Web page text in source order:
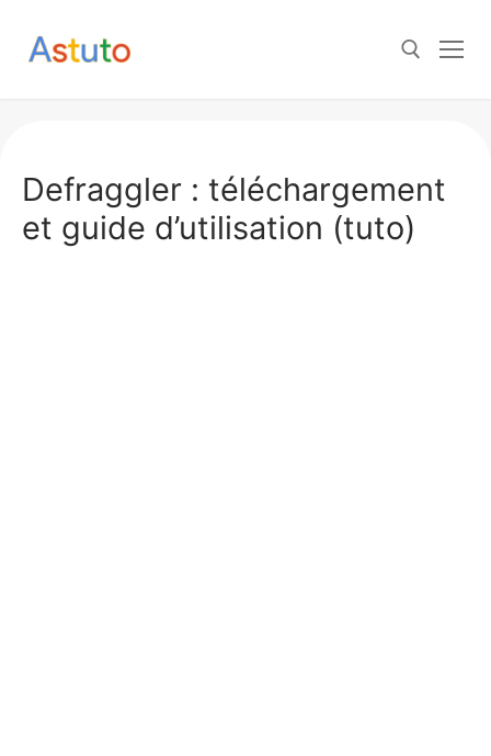
Defraggler : téléchargement
et guide d’utilisation (tuto)